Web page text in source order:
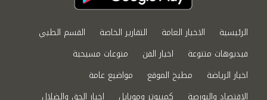
الرئيسية الاخبار العامة التقارير الخاصة
القسم الطبي
فيديوهات متنوعة
اخبار الفن
منوعات مسيحية
اخبار الرياضة
مطبخ الموقع
مواضيع عامة
الاقتصاد والبورصة
كمبيوتر وموبايل اخبار الحق والضلال